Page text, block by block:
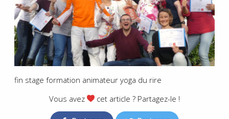
fin stage formation animateur yoga du rire
Vous avez
cet article ? Partagez-le !